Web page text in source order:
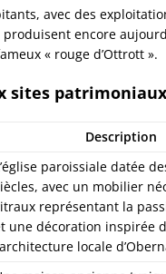
avec des
encore
« rouge d’Ottrott ».
sites
Description
paroissiale datée
avec un mobilier
représentant la
une décoration inspirée
locale